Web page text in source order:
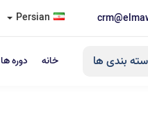
Persian
بندی ها خانه دوره ها